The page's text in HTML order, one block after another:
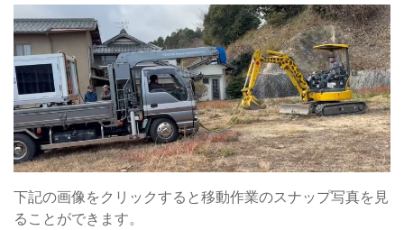
下記の画像をクリックすると移動作業のスナップ写真を見
ることができます。